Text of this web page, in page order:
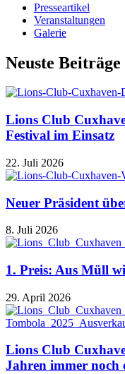
Presseartikel
Veranstaltungen
Galerie
Neuste Beiträge
Lions Club
Festival im Einsatz
22. Juli 2026
Neuer Präsident
8. Juli 2026
1. Preis: Aus Müll
29. April 2026
Lions Club
Jahren immer noch